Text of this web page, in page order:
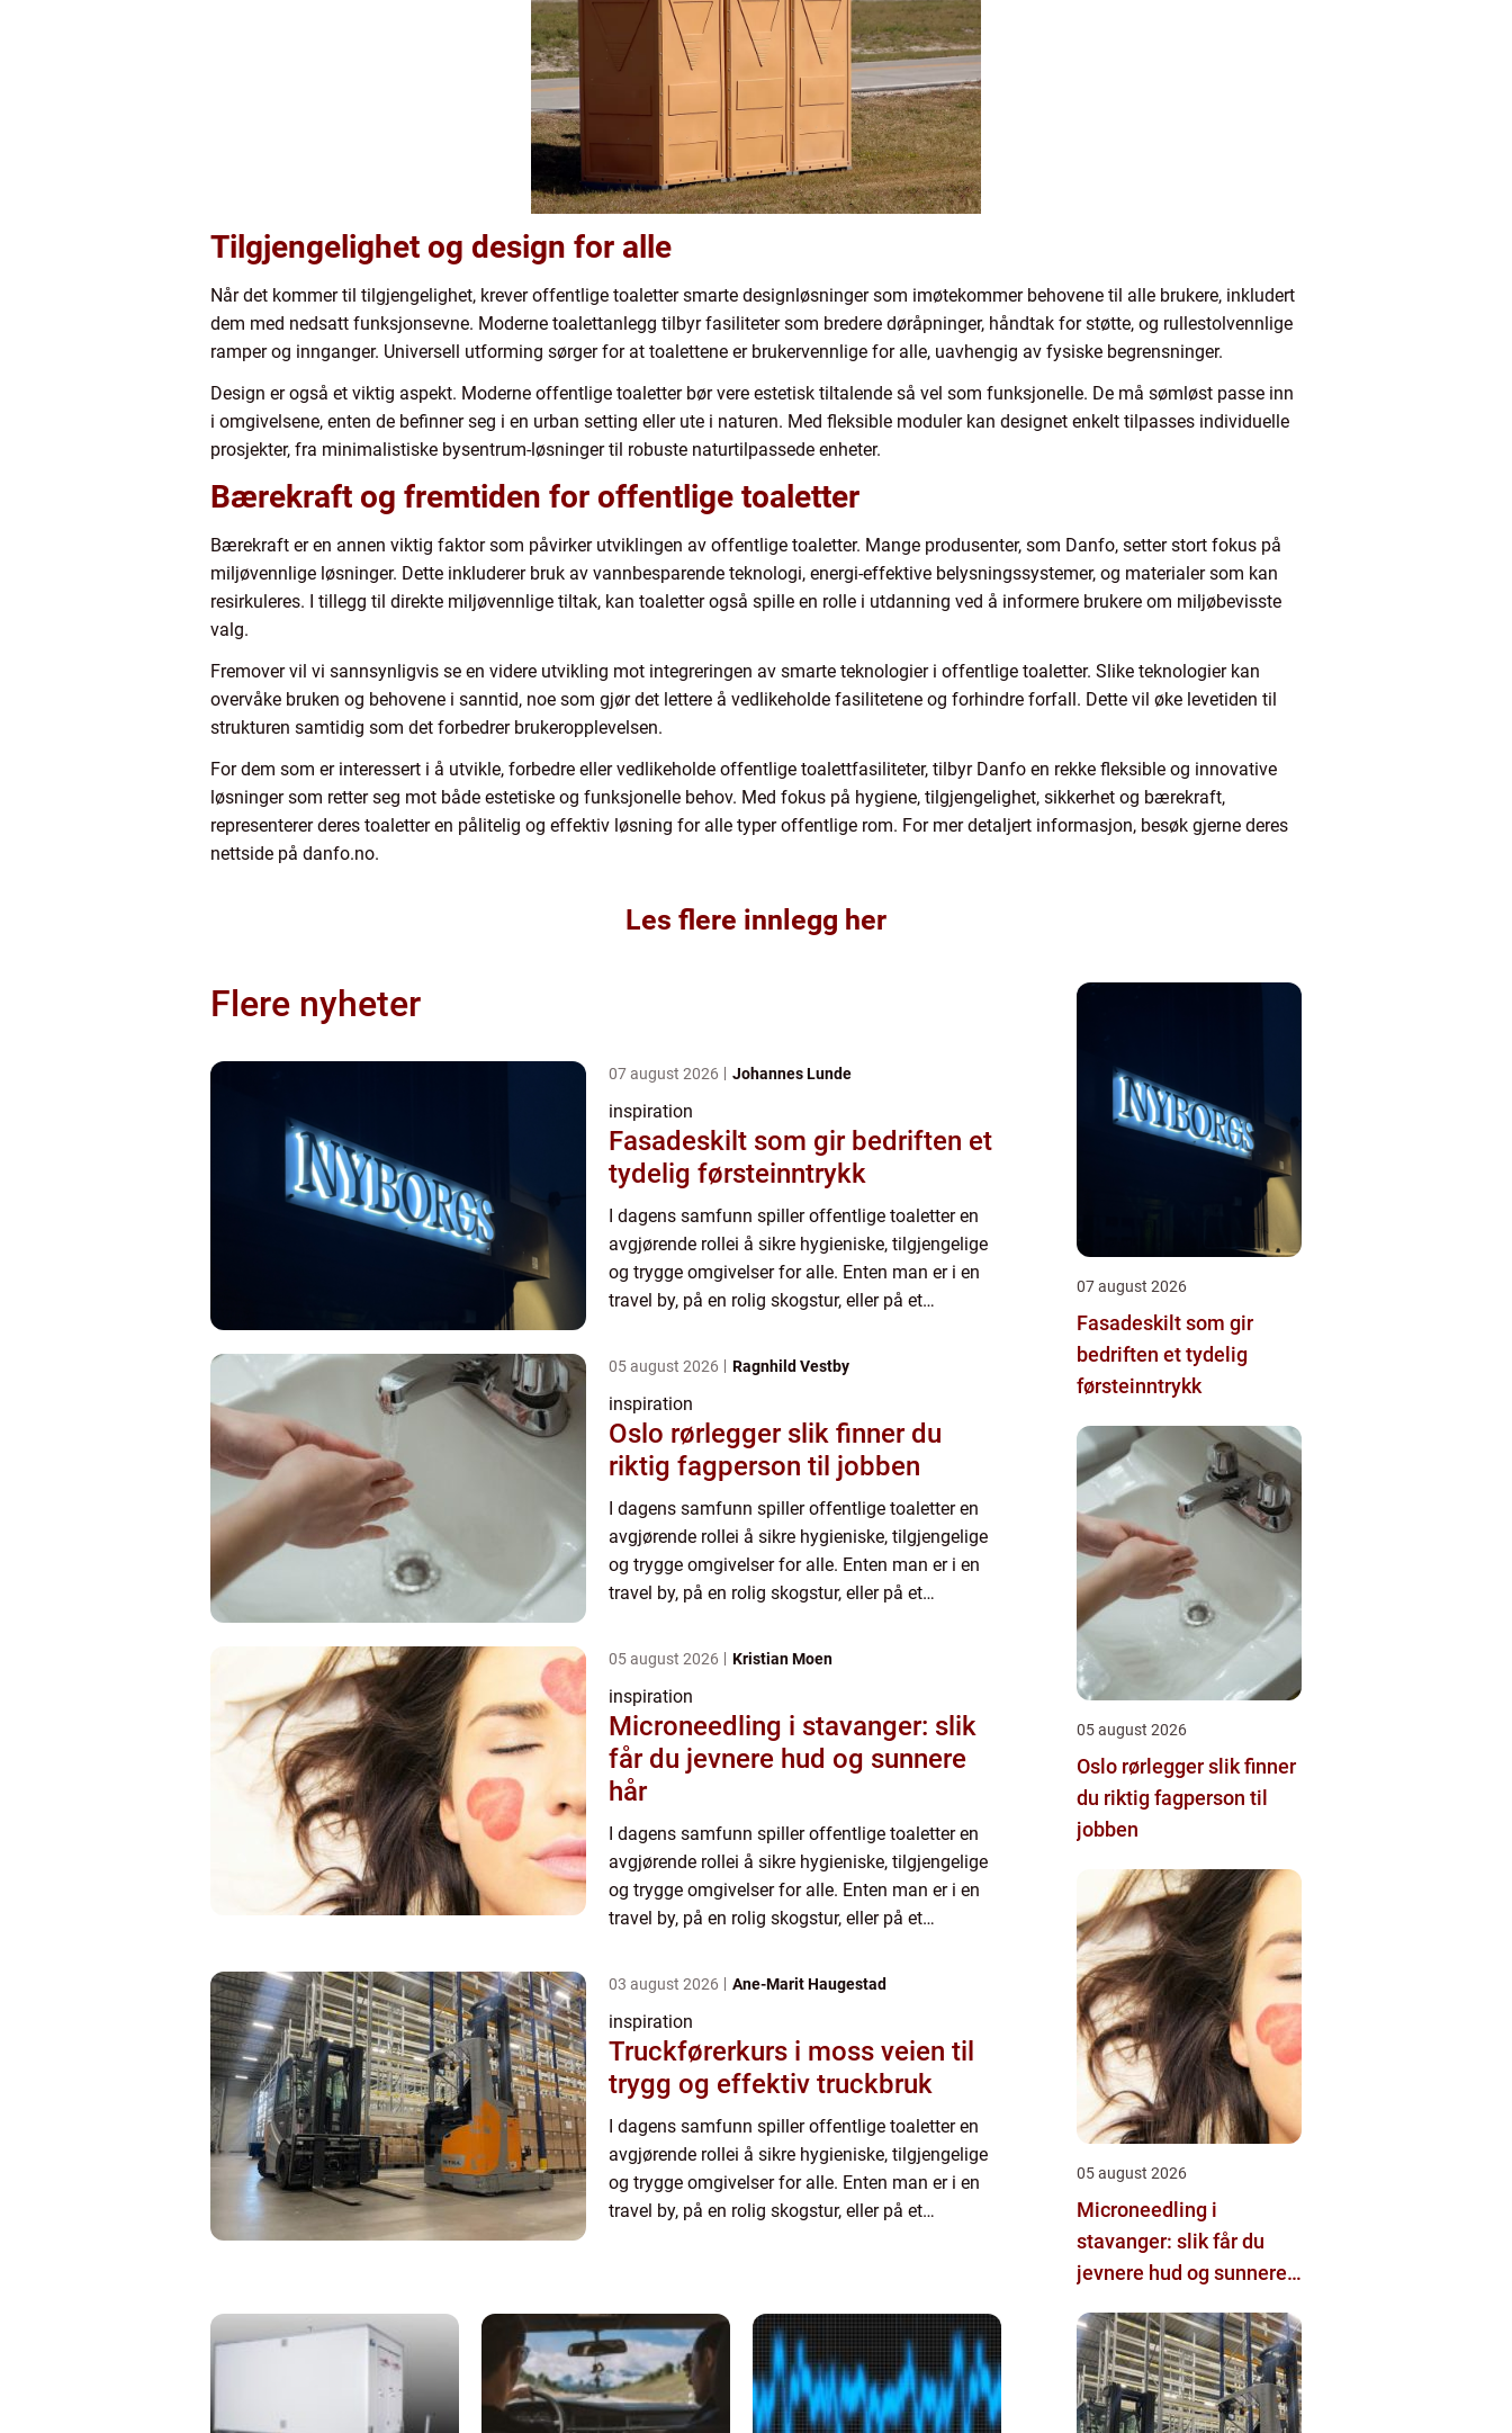
Tilgjengelighet og design for alle
Når det kommer til tilgjengelighet, krever offentlige toaletter smarte designløsninger som imøtekommer behovene til alle brukere, inkludert
dem med nedsatt funksjonsevne. Moderne toalettanlegg tilbyr fasiliteter som bredere døråpninger, håndtak for støtte, og rullestolvennlige
ramper og innganger. Universell utforming sørger for at toalettene er brukervennlige for alle, uavhengig av fysiske begrensninger.
Design er også et viktig aspekt. Moderne offentlige toaletter bør vere estetisk tiltalende så vel som funksjonelle. De må sømløst passe inn
i omgivelsene, enten de befinner seg i en urban setting eller ute i naturen. Med fleksible moduler kan designet enkelt tilpasses individuelle
prosjekter, fra minimalistiske bysentrum-løsninger til robuste naturtilpassede enheter.
Bærekraft og fremtiden for offentlige toaletter
Bærekraft er en annen viktig faktor som påvirker utviklingen av offentlige toaletter. Mange produsenter, som Danfo, setter stort fokus på
miljøvennlige løsninger. Dette inkluderer bruk av vannbesparende teknologi, energi-effektive belysningssystemer, og materialer som kan
resirkuleres. I tillegg til direkte miljøvennlige tiltak, kan toaletter også spille en rolle i utdanning ved å informere brukere om miljøbevisste
valg.
Fremover vil vi sannsynligvis se en videre utvikling mot integreringen av smarte teknologier i offentlige toaletter. Slike teknologier kan
overvåke bruken og behovene i sanntid, noe som gjør det lettere å vedlikeholde fasilitetene og forhindre forfall. Dette vil øke levetiden til
strukturen samtidig som det forbedrer brukeropplevelsen.
For dem som er interessert i å utvikle, forbedre eller vedlikeholde offentlige toalettfasiliteter, tilbyr Danfo en rekke fleksible og innovative
løsninger som retter seg mot både estetiske og funksjonelle behov. Med fokus på hygiene, tilgjengelighet, sikkerhet og bærekraft,
representerer deres toaletter en pålitelig og effektiv løsning for alle typer offentlige rom. For mer detaljert informasjon, besøk gjerne deres
nettside på danfo.no.
Les flere innlegg her
Flere nyheter
07 august 2026 Johannes Lunde
inspiration
Fasadeskilt som gir bedriften et
tydelig førsteinntrykk
I dagens samfunn spiller offentlige toaletter en
avgjørende rollei å sikre hygieniske, tilgjengelige
og trygge omgivelser for alle. Enten man er i en
travel by, på en rolig skogstur, eller på et
05 august 2026 Ragnhild Vestby
inspiration
Oslo rørlegger slik finner du
riktig fagperson til jobben
I dagens samfunn spiller offentlige toaletter en
avgjørende rollei å sikre hygieniske, tilgjengelige
og trygge omgivelser for alle. Enten man er i en
travel by, på en rolig skogstur, eller på et
05 august 2026 Kristian Moen
inspiration
Microneedling i stavanger: slik
får du jevnere hud og sunnere
hår
I dagens samfunn spiller offentlige toaletter en
avgjørende rollei å sikre hygieniske, tilgjengelige
og trygge omgivelser for alle. Enten man er i en
travel by, på en rolig skogstur, eller på et
03 august 2026 Ane-Marit Haugestad
inspiration
Truckførerkurs i moss veien til
trygg og effektiv truckbruk
I dagens samfunn spiller offentlige toaletter en
avgjørende rollei å sikre hygieniske, tilgjengelige
og trygge omgivelser for alle. Enten man er i en
travel by, på en rolig skogstur, eller på et
07 august 2026
Fasadeskilt som gir
bedriften et tydelig
førsteinntrykk
05 august 2026
Oslo rørlegger slik finner
du riktig fagperson til
jobben
05 august 2026
Microneedling i
stavanger: slik får du
jevnere hud og sunnere